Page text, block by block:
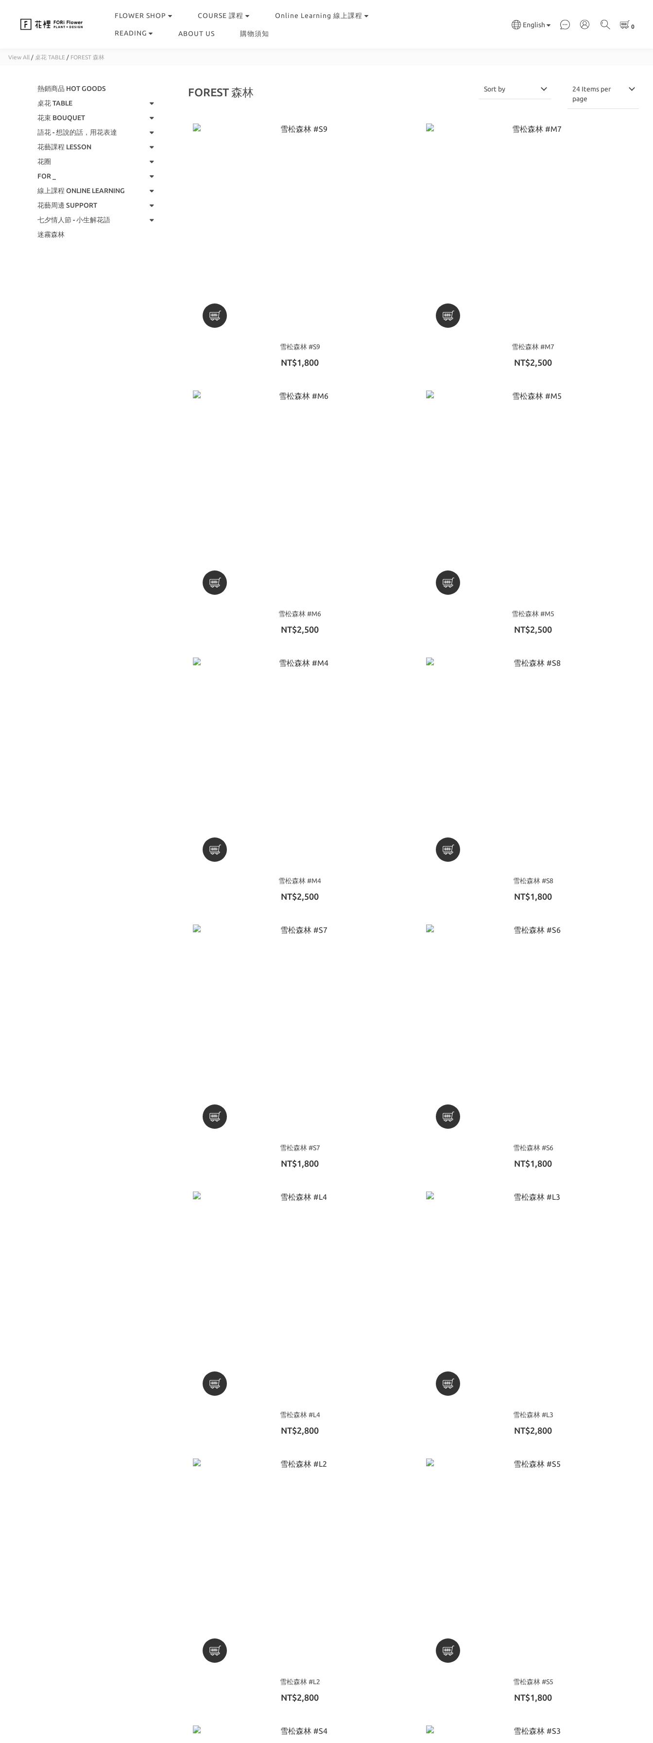
FLOWER SHOP COURSE 課程 Online Learning 線上課程
READING ABOUT US 購物須知
English
View All / 桌花 TABLE / FOREST 森林
熱銷商品 HOT GOODS
桌花 TABLE
花束 BOUQUET
語花 - 想說的話，用花表達
花藝課程 LESSON
花圈
FOR _
線上課程 ONLINE LEARNING
花藝周邊 SUPPORT
七夕情人節 - 小生解花語
迷霧森林
FOREST 森林 Sort by
24 Items per
page
雪松森林 #S9
NT$1,800
雪松森林 #M7
NT$2,500
雪松森林 #M6
NT$2,500
雪松森林 #M5
NT$2,500
雪松森林 #M4
NT$2,500
雪松森林 #S8
NT$1,800
雪松森林 #S7
NT$1,800
雪松森林 #S6
NT$1,800
雪松森林 #L4
NT$2,800
雪松森林 #L3
NT$2,800
雪松森林 #L2
NT$2,800
雪松森林 #S5
NT$1,800